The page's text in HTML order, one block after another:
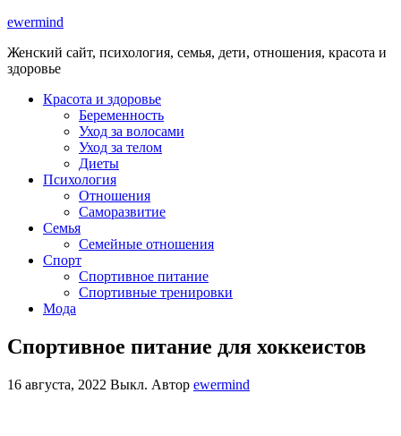
ewermind
Женский сайт, психология, семья, дети, отношения, красота и
здоровье
Красота и здоровье
Беременность
Уход за волосами
Уход за телом
Диеты
Психология
Отношения
Саморазвитие
Семья
Семейные отношения
Спорт
Спортивное питание
Спортивные тренировки
Мода
Спортивное питание для хоккеистов
16 августа, 2022 Выкл. Автор ewermind